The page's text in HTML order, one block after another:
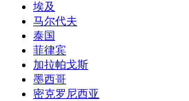
埃及
马尔代夫
泰国
菲律宾
加拉帕戈斯
墨西哥
密克罗尼西亚